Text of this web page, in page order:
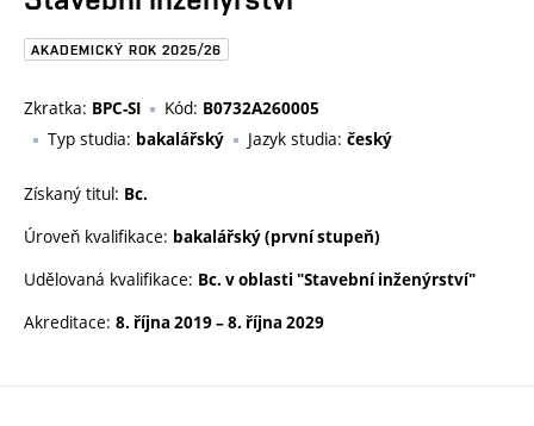
AKADEMICKÝ ROK 2025/26
Zkratka: BPC-SI Kód: B0732A260005
Typ studia: bakalářský Jazyk studia: český
Získaný titul: Bc.
Úroveň kvalifikace: bakalářský (první stupeň)
Udělovaná kvalifikace: Bc. v oblasti "Stavební inženýrství"
Akreditace: 8. října 2019–8. října 2029